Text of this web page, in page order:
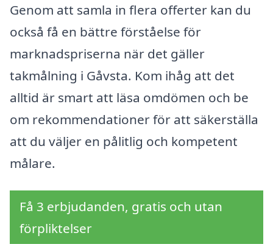
Genom att samla in flera offerter kan du
också få en bättre förståelse för
marknadspriserna när det gäller
takmålning i Gåvsta. Kom ihåg att det
alltid är smart att läsa omdömen och be
om rekommendationer för att säkerställa
att du väljer en pålitlig och kompetent
målare.
Få 3 erbjudanden, gratis och utan
förpliktelser